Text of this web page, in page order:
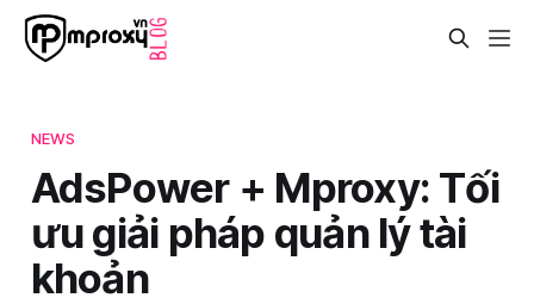
NEWS
AdsPower + Mproxy: Tối
ưu giải pháp quản lý tài
khoản